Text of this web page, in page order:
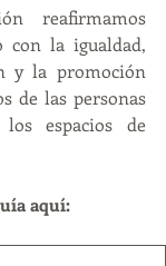
reafirmamos
con la igualdad,
y la promoción
de las personas
espacios de
aquí: